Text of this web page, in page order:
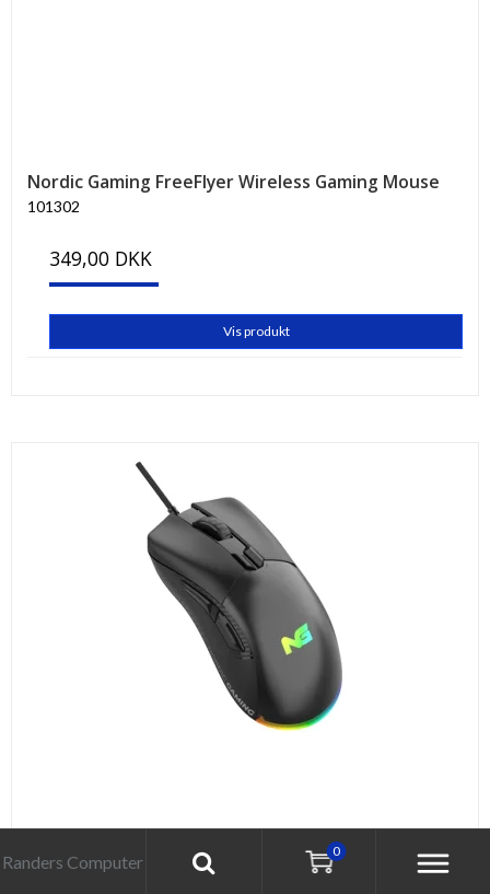
Nordic Gaming FreeFlyer Wireless Gaming Mouse
101302
349,00 DKK
Vis produkt
Randers Computer
0